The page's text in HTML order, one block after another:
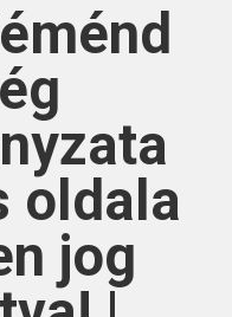
oldala
jog